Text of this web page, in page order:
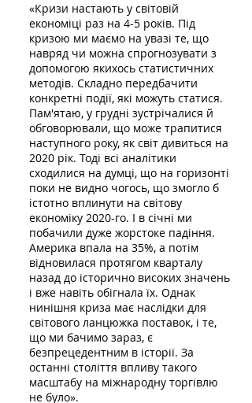
«Кризи настають у світовій
економіці раз на 4-5 років. Під
кризою ми маємо на увазі те, що
навряд чи можна спрогнозувати з
допомогою якихось статистичних
методів. Складно передбачити
конкретні події, які можуть статися.
Пам'ятаю, у грудні зустрічалися й
обговорювали, що може трапитися
наступного року, як світ дивиться на
2020 рік. Тоді всі аналітики
сходилися на думці, що на горизонті
поки не видно чогось, що змогло б
істотно вплинути на світову
економіку 2020-го. І в січні ми
побачили дуже жорстоке падіння.
Америка впала на 35%, а потім
відновилася протягом кварталу
назад до історично високих значень
і вже навіть обігнала їх. Однак
нинішня криза має наслідки для
світового ланцюжка поставок, і те,
що ми бачимо зараз, є
безпрецедентним в історії. За
останні століття впливу такого
масштабу на міжнародну торгівлю
не було».